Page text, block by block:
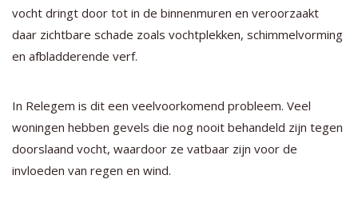
vocht dringt door tot in de binnenmuren en veroorzaakt
daar zichtbare schade zoals vochtplekken, schimmelvorming
en afbladderende verf.
In Relegem is dit een veelvoorkomend probleem. Veel
woningen hebben gevels die nog nooit behandeld zijn tegen
doorslaand vocht, waardoor ze vatbaar zijn voor de
invloeden van regen en wind.